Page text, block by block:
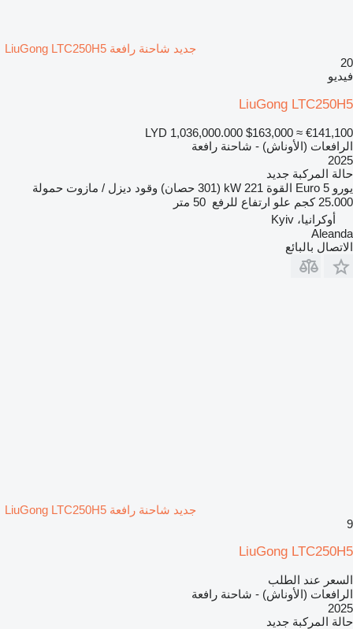
جديد شاحنة رافعة LiuGong LTC250H5
20
فيديو
LiuGong LTC250H5
LYD 1,036,000.000 $163,000 ≈ €141,100
الرافعات (الأوناش) - شاحنة رافعة
2025
حالة المركبة جديد
يورو Euro 5 القوة 221 kW (301 حصان) وقود ديزل / مازوت حمولة
25.000 كجم
علو ارتفاع للرفع 50 متر
أوكرانيا، Kyiv
Aleanda
الاتصال بالبائع
جديد شاحنة رافعة LiuGong LTC250H5
9
LiuGong LTC250H5
السعر عند الطلب
الرافعات (الأوناش) - شاحنة رافعة
2025
حالة المركبة جديد